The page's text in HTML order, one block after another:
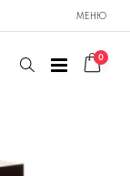
МЕНЮ
0